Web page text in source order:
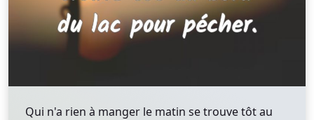
Qui n'a rien à manger le matin se trouve tôt au